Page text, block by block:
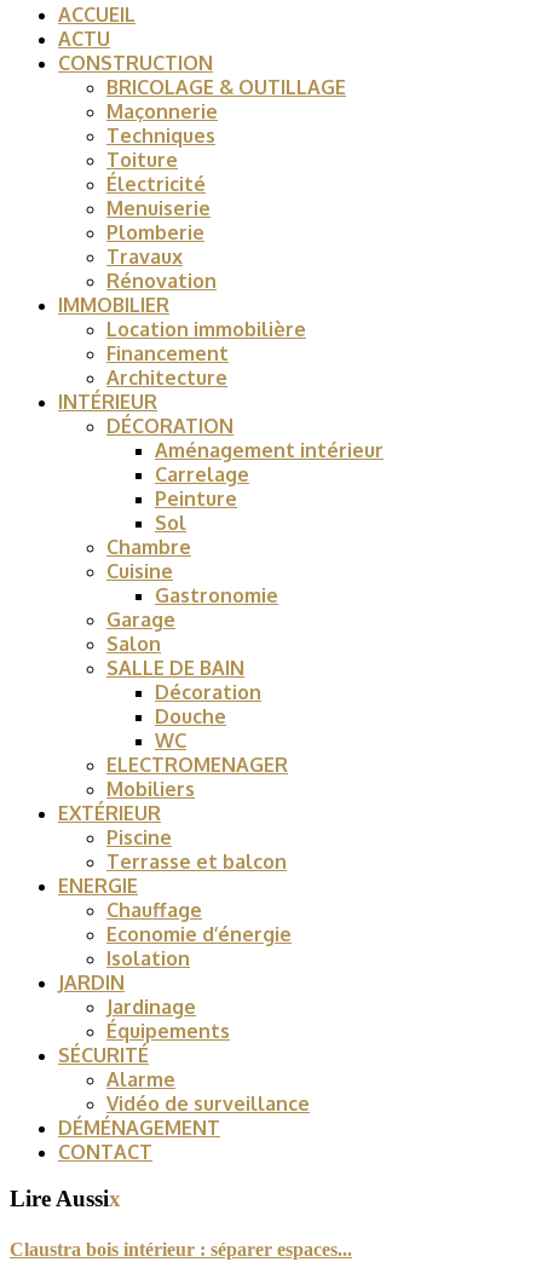
ACCUEIL
ACTU
CONSTRUCTION
BRICOLAGE & OUTILLAGE
Maçonnerie
Techniques
Toiture
Électricité
Menuiserie
Plomberie
Travaux
Rénovation
IMMOBILIER
Location immobilière
Financement
Architecture
INTÉRIEUR
DÉCORATION
Aménagement intérieur
Carrelage
Peinture
Sol
Chambre
Cuisine
Gastronomie
Garage
Salon
SALLE DE BAIN
Décoration
Douche
WC
ELECTROMENAGER
Mobiliers
EXTÉRIEUR
Piscine
Terrasse et balcon
ENERGIE
Chauffage
Economie d’énergie
Isolation
JARDIN
Jardinage
Équipements
SÉCURITÉ
Alarme
Vidéo de surveillance
DÉMÉNAGEMENT
CONTACT
Lire Aussix
Claustra bois intérieur : séparer espaces...